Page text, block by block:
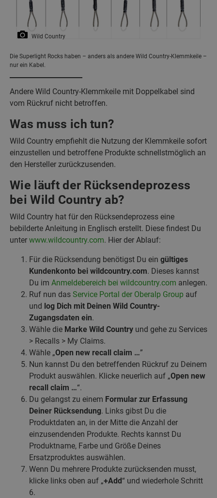
Wild Country
Die Superlight Rocks haben – anders als andere Wild Country-Klemmkeile –
nur ein Kabel.
Andere Wild Country-Klemmkeile mit Doppelkabel sind
vom Rückruf nicht betroffen.
Was muss ich tun?
Wild Country empfiehlt die Nutzung der Klemmkeile sofort
einzustellen und betroffene Produkte schnellstmöglich an
den Hersteller zurückzusenden.
Wie läuft der Rücksendeprozess
bei Wild Country ab?
Wild Country hat für den Rücksendeprozess eine
bebilderte Anleitung in Englisch erstellt. Diese findest Du
unter www.wildcountry.com. Hier der Ablauf:
Für die Rücksendung benötigst Du ein gültiges
Kundenkonto bei wildcountry.com. Dieses kannst
Du im Anmeldebereich bei wildcountry.com anlegen.
Ruf nun das Service Portal der Oberalp Group auf
und log Dich mit Deinen Wild Country-
Zugangsdaten ein.
Wähle die Marke Wild Country und gehe zu Services
> Recalls > My Claims.
Wähle „Open new recall claim …”
Nun kannst Du den betreffenden Rückruf zu Deinem
Produkt auswählen. Klicke neuerlich auf „Open new
recall claim …“.
Du gelangst zu einem Formular zur Erfassung
Deiner Rücksendung. Links gibst Du die
Produktdaten an, in der Mitte die Anzahl der
einzusendenden Produkte. Rechts kannst Du
Produktname, Farbe und Größe Deines
Ersatzproduktes auswählen.
Wenn Du mehrere Produkte zurücksenden musst,
klicke links oben auf „+Add“ und wiederhole Schritt
6.